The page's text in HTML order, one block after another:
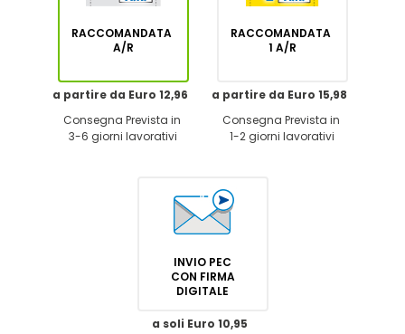
RACCOMANDATA
A/R
a partire da Euro 12,96
Consegna Prevista in
3-6 giorni lavorativi
RACCOMANDATA
1 A/R
a partire da Euro 15,98
Consegna Prevista in
1-2 giorni lavorativi
INVIO PEC
CON FIRMA
DIGITALE
a soli Euro 10,95